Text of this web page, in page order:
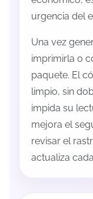
urgencia del
Una vez
imprimirla o
paquete. El
limpio, sin
impida su
mejora el
revisar el
actualiza